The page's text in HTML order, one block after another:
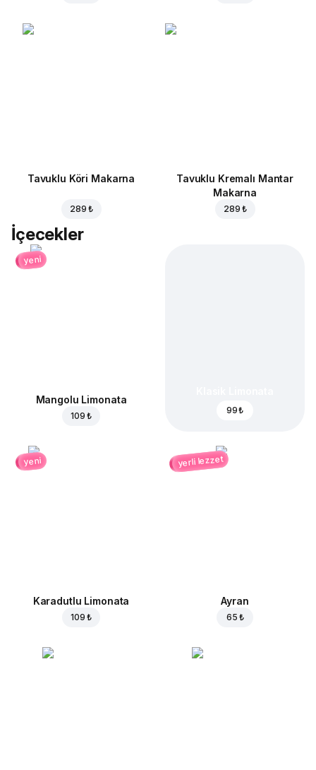
Tavuklu Köri Makarna
289 ₺
Tavuklu Kremalı Mantar
Makarna
289 ₺
İçecekler
yeni
Mangolu Limonata
109 ₺
99 ₺
yeni
Karadutlu Limonata
109 ₺
yerli lezzet
Ayran
65 ₺